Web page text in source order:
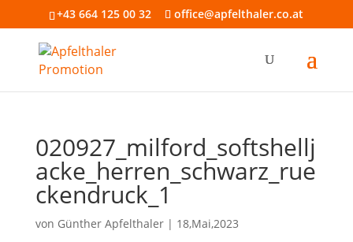
+43 664 125 00 32 office@apfelthaler.co.at
020927_milford_softshellj
acke_herren_schwarz_rue
ckendruck_1
von Günther Apfelthaler| 18,Mai,2023